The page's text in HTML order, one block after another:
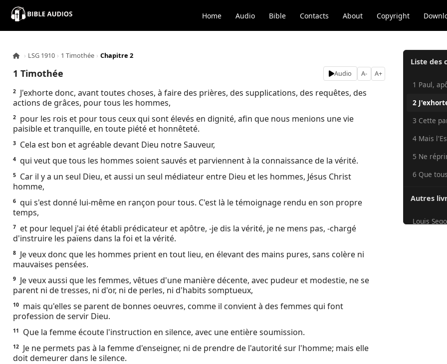
Home Audio Bible Contacts About Copyright
×
Audio
Bible
Contacts
About
Copyright
L.O.A
Ebook
› LSG 1910 › 1 Timothée › Chapitre 2
1 Timothée Audio A- A+
2
J'exhorte donc, avant toutes choses, à faire des prières, des supplications, des requêtes, des
actions de grâces, pour tous les hommes,
2
pour les rois et pour tous ceux qui sont élevés en dignité, afin que nous menions une vie
paisible et tranquille, en toute piété et honnêteté.
3 Cela est bon et agréable devant Dieu notre Sauveur,
4 qui veut que tous les hommes soient sauvés et parviennent à la connaissance de la vérité.
5
Car il y a un seul Dieu, et aussi un seul médiateur entre Dieu et les hommes, Jésus Christ
homme,
6 qui s'est donné lui-même en rançon pour tous. C'est là le témoignage rendu en son propre
temps,
7
et pour lequel j'ai été établi prédicateur et apôtre, -je dis la vérité, je ne mens pas, -chargé
d'instruire les païens dans la foi et la vérité.
8
Je veux donc que les hommes prient en tout lieu, en élevant des mains pures, sans colère ni
mauvaises pensées.
9
Je veux aussi que les femmes, vêtues d'une manière décente, avec pudeur et modestie, ne se
parent ni de tresses, ni d'or, ni de perles, ni d'habits somptueux,
10
mais qu'elles se parent de bonnes oeuvres, comme il convient à des femmes qui font
profession de servir Dieu.
11 Que la femme écoute l'instruction en silence, avec une entière soumission.
12
Je ne permets pas à la femme d'enseigner, ni de prendre de l'autorité sur l'homme; mais elle
doit demeurer dans le silence.
Liste des
1 Paul,
2
3 Cette
4 Mais
5 Ne
6 Que
Autres
Louis